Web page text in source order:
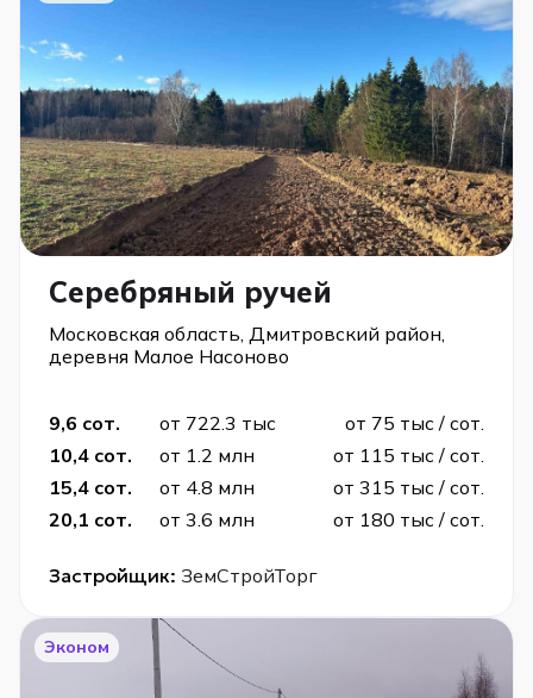
Серебряный ручей
Московская область, Дмитровский район,
деревня Малое Насоново
9,6 сот. от 722.3 тыс
от 75 тыс / сот.
10,4 сот.
от 1.2 млн
от 115 тыс / сот.
15,4 сот.
от 4.8 млн
от 315 тыс / сот.
20,1 сот.
от 3.6 млн от 180 тыс / сот.
Застройщик: ЗемСтройТорг
Эконом